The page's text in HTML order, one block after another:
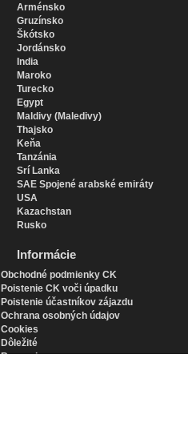
Arménsko
Gruzínsko
Škótsko
Jordánsko
India
Maroko
Turecko
Egypt
Maldivy (Maledivy)
Thajsko
Keňa
Tanzánia
Srí Lanka
SAE Spojené arabské emiráty
USA
Kazachstan
Rusko
Informácie
Obchodné podmienky CK
Poistenie CK voči úpadku
Poistenie účastníkov zájazdu
Ochrana osobných údajov
Cookies
Dôležité
Recenzie